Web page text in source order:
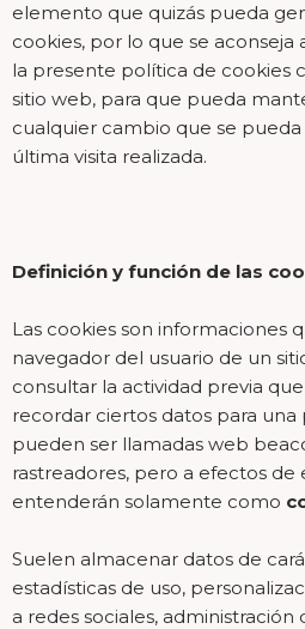
elemento que quizás pueda
cookies, por lo que se aconseja
la presente política de cookies
sitio web, para que pueda
cualquier cambio que se
última visita realizada.
Definición y función de las
Las cookies son informaciones
navegador del usuario de un
consultar la actividad previa
recordar ciertos datos para una
pueden ser llamadas web
rastreadores, pero a efectos de
entenderán solamente como
Suelen almacenar datos de
estadísticas de uso,
a redes sociales,